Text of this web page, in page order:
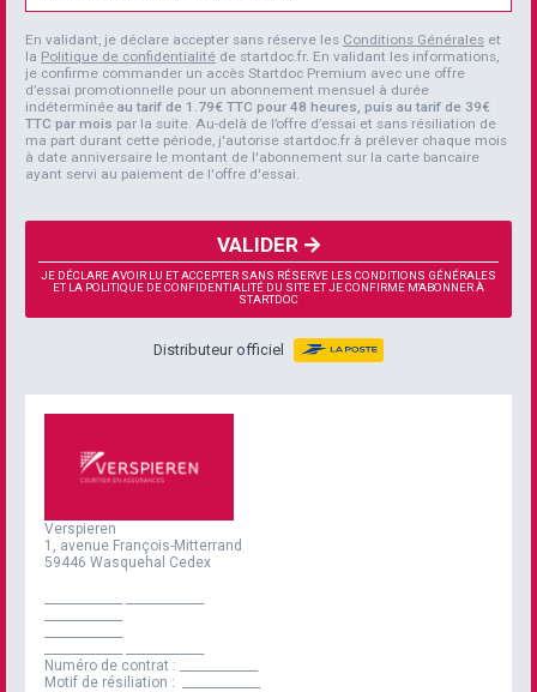
En validant, je déclare accepter sans réserve les Conditions Générales et
la Politique de confidentialité de startdoc.fr. En validant les informations,
je confirme commander un accès Startdoc Premium avec une offre
d’essai promotionnelle pour un abonnement mensuel à durée
indéterminéeau tarif de 1.79€ TTC pour 48 heures, puis au tarif de 39€
TTC par mois par la suite. Au-delà de l’offre d’essai et sans résiliation de
ma part durant cette période, j'autorise startdoc.fr à prélever chaque mois
à date anniversaire le montant de l'abonnement sur la carte bancaire
ayant servi au paiement de l'offre d'essai.
JE DÉCLARE AVOIR LU ET ACCEPTER SANS RÉSERVE LES CONDITIONS GÉNÉRALES
ET LA POLITIQUE DE CONFIDENTIALITÉ DU SITE ET JE CONFIRME M'ABONNER À
STARTDOC
VALIDER
Distributeur officiel
Verspieren
1, avenue François-Mitterrand
59446 Wasquehal Cedex
Numéro de contrat :
Motif de résiliation :